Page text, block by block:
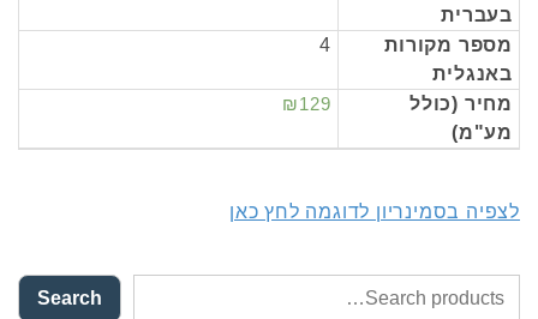
בעברית
מספר מקורות
באנגלית
4
מחיר (כולל
מע"מ)
₪129
לצפיה בסמינריון לדוגמה לחץ כאן
Search